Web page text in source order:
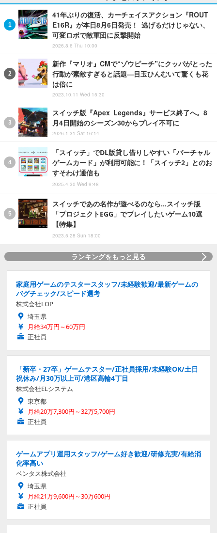
41年ぶりの復活、カーチェイスアクション『ROUT
E16R』が本日8月6日発売！ 逃げるだけじゃない、
可変ロボで敵軍団に反撃開始
2026.8.6 Thu 10:00
新作『マリオ』CMで“ゾウピーチ”にクッパがとった
行動が素敵すぎると話題―目玉ひんむいて驚くも花
は倍に
2023.10.11 Wed 15:30
スイッチ版『Apex Legends』サービス終了へ。8
月4日開始のシーズン30からプレイ不可に
2026.1.31 Sat 16:14
「スイッチ」でDL版貸し借りしやすい「バーチャル
ゲームカード」が利用可能に！「スイッチ2」とのお
すそわけ通信も
2025.4.30 Wed 9:48
スイッチであの名作が遊べるのなら…スイッチ版
「プロジェクトEGG」でプレイしたいゲーム10選
【特集】
2023.5.28 Sun 18:00
ランキングをもっと見る
家庭用ゲームのテスタースタッフ/未経験歓迎/最新ゲームの
バグチェック/スピード選考
株式会社LOP
埼玉県
月給34万円～60万円
正社員
「新卒・27卒」ゲームテスター/正社員採用/未経験OK/土日
祝休み/月30万以上可/港区高輪4丁目
株式会社ELシステム
東京都
月給20万7,300円～32万5,700円
正社員
ゲームアプリ運用スタッフ/ゲーム好き歓迎/研修充実/有給消
化率高い
ベンタス株式会社
埼玉県
月給21万9,600円～30万600円
正社員